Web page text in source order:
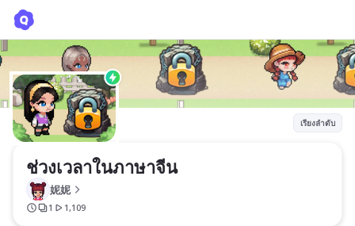
เรียงลำดับ
ช่วงเวลาในภาษาจีน
妮妮
1 1,109